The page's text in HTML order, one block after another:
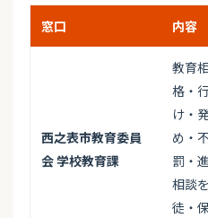
窓口 内容
西之表市教育委員
会 学校教育課
教育
格・
け・
め・
罰・
相談
徒・